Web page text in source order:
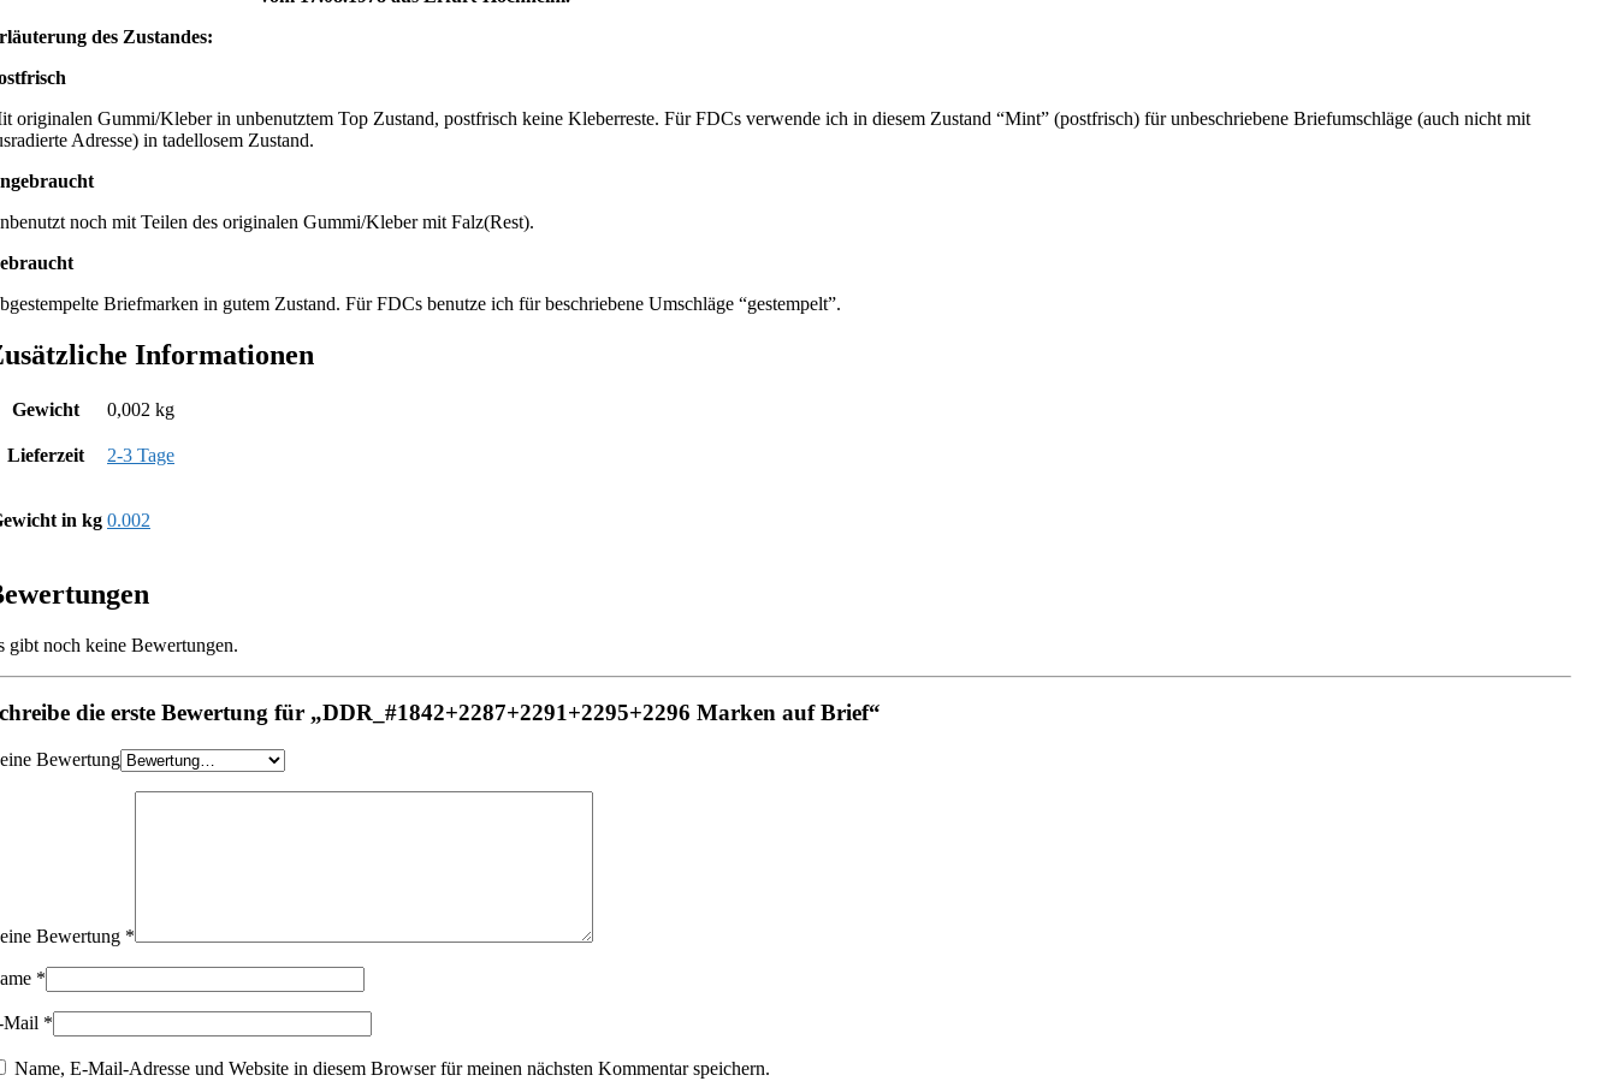
des Zustandes:
originalen Gummi/Kleber in unbenutztem Top Zustand, postfrisch keine Kleberreste. Für FDCs verwende ich in diesem Zustand “Mint” (postfrisch) für unbeschriebene Briefumschläge (auch nicht mit
Adresse) in tadellosem Zustand.
noch mit Teilen des originalen Gummi/Kleber mit Falz(Rest).
Briefmarken in gutem Zustand. Für FDCs benutze ich für beschriebene Umschläge “gestempelt”.
Informationen
Gewicht 0,002 kg
Lieferzeit 2-3 Tage
in kg 0.002
gibt noch keine Bewertungen.
die erste Bewertung für „DDR_#1842+2287+2291+2295+2296 Marken auf Brief“
Bewertung
Bewertung *
*
Mail *
Name, E-Mail-Adresse und Website in diesem Browser für meinen nächsten Kommentar speichern.